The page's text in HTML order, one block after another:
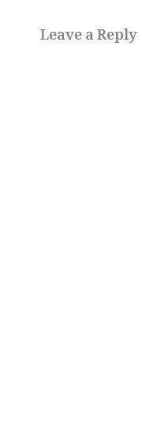
Leave a Reply